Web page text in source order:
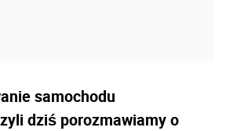
samochodu
dziś porozmawiamy o